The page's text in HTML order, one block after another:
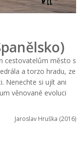
cestovatelům město s
a torzo hradu, ze
Nenechte si ujít ani
věnované evoluci
Jaroslav Hruška (2016)